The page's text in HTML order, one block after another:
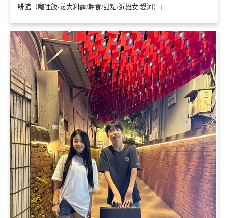
啡館（咖哩飯/義大利麵/輕食/甜點/近雄女.愛河）」